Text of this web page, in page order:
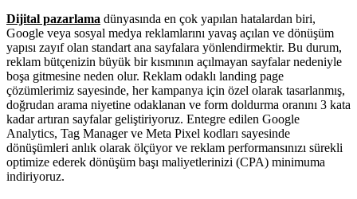
Dijital pazarlama dünyasında en çok yapılan hatalardan biri,
Google veya sosyal medya reklamlarını yavaş açılan ve dönüşüm
yapısı zayıf olan standart ana sayfalara yönlendirmektir. Bu durum,
reklam bütçenizin büyük bir kısmının açılmayan sayfalar nedeniyle
boşa gitmesine neden olur. Reklam odaklı landing page
çözümlerimiz sayesinde, her kampanya için özel olarak tasarlanmış,
doğrudan arama niyetine odaklanan ve form doldurma oranını 3 kata
kadar artıran sayfalar geliştiriyoruz. Entegre edilen Google
Analytics, Tag Manager ve Meta Pixel kodları sayesinde
dönüşümleri anlık olarak ölçüyor ve reklam performansınızı sürekli
optimize ederek dönüşüm başı maliyetlerinizi (CPA) minimuma
indiriyoruz.